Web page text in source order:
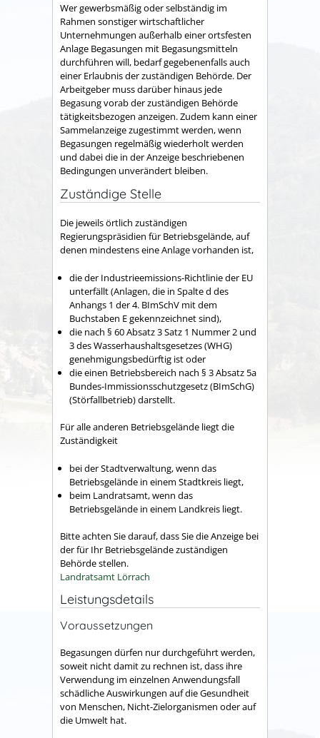
Wer gewerbsmäßig oder selbständig im
Rahmen sonstiger wirtschaftlicher
Unternehmungen außerhalb einer ortsfesten
Anlage Begasungen mit Begasungsmitteln
durchführen will, bedarf gegebenenfalls auch
einer Erlaubnis der zuständigen Behörde. Der
Arbeitgeber muss darüber hinaus jede
Begasung vorab der zuständigen Behörde
tätigkeitsbezogen anzeigen. Zudem kann einer
Sammelanzeige zugestimmt werden, wenn
Begasungen regelmäßig wiederholt werden
und dabei die in der Anzeige beschriebenen
Bedingungen unverändert bleiben.
Zuständige Stelle
Die jeweils örtlich zuständigen
Regierungspräsidien für Betriebsgelände, auf
denen mindestens eine Anlage vorhanden ist,
die der Industrieemissions-Richtlinie der EU
unterfällt (Anlagen, die in Spalte d des
Anhangs 1 der 4. BImSchV mit dem
Buchstaben E gekennzeichnet sind),
die nach § 60 Absatz 3 Satz 1 Nummer 2 und
3 des Wasserhaushaltsgesetzes (WHG)
genehmigungsbedürftig ist oder
die einen Betriebsbereich nach § 3 Absatz 5a
Bundes-Immissionsschutzgesetz (BImSchG)
(Störfallbetrieb) darstellt.
Für alle anderen Betriebsgelände liegt die
Zuständigkeit
bei der Stadtverwaltung, wenn das
Betriebsgelände in einem Stadtkreis liegt,
beim Landratsamt, wenn das
Betriebsgelände in einem Landkreis liegt.
Bitte achten Sie darauf, dass Sie die Anzeige bei
der für Ihr Betriebsgelände zuständigen
Behörde stellen.
Landratsamt Lörrach
Leistungsdetails
Voraussetzungen
Begasungen dürfen nur durchgeführt werden,
soweit nicht damit zu rechnen ist, dass ihre
Verwendung im einzelnen Anwendungsfall
schädliche Auswirkungen auf die Gesundheit
von Menschen, Nicht-Zielorganismen oder auf
die Umwelt hat.